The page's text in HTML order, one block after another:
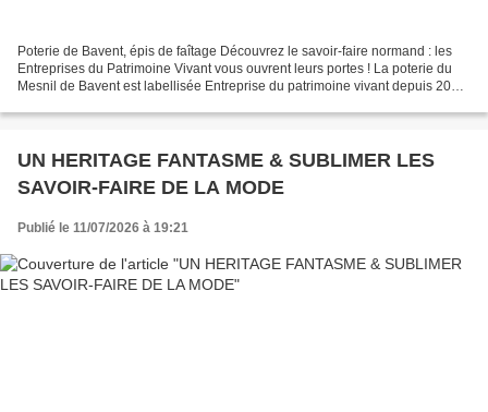
Poterie de Bavent, épis de faîtage Découvrez le savoir-faire normand : les
Entreprises du Patrimoine Vivant vous ouvrent leurs portes ! La poterie du
Mesnil de Bavent est labellisée Entreprise du patrimoine vivant depuis 2007
UN HERITAGE FANTASME & SUBLIMER LES
SAVOIR-FAIRE DE LA MODE
Publié le 11/07/2026 à 19:21